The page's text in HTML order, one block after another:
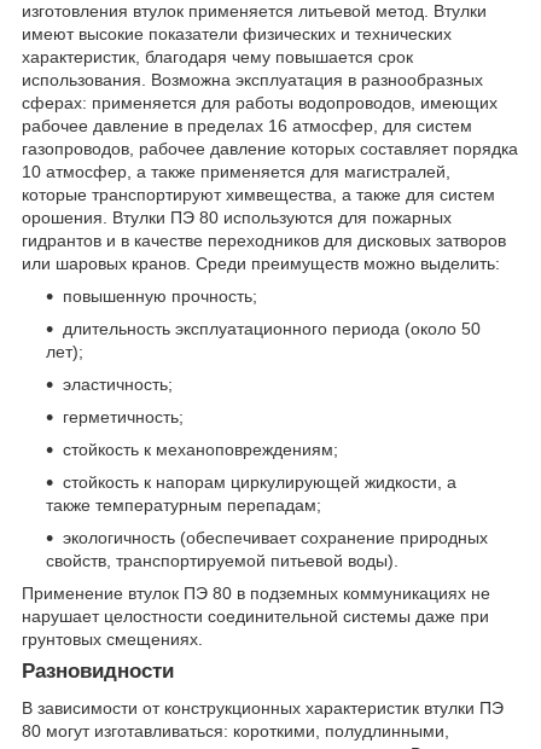
изготовления втулок применяется литьевой метод. Втулки
имеют высокие показатели физических и технических
характеристик, благодаря чему повышается срок
использования. Возможна эксплуатация в разнообразных
сферах: применяется для работы водопроводов, имеющих
рабочее давление в пределах 16 атмосфер, для систем
газопроводов, рабочее давление которых составляет порядка
10 атмосфер, а также применяется для магистралей,
которые транспортируют химвещества, а также для систем
орошения. Втулки ПЭ 80 используются для пожарных
гидрантов и в качестве переходников для дисковых затворов
или шаровых кранов. Среди преимуществ можно выделить:
повышенную прочность;
длительность эксплуатационного периода (около 50
лет);
эластичность;
герметичность;
стойкость к механоповреждениям;
стойкость к напорам циркулирующей жидкости, а
также температурным перепадам;
экологичность (обеспечивает сохранение природных
свойств, транспортируемой питьевой воды).
Применение втулок ПЭ 80 в подземных коммуникациях не
нарушает целостности соединительной системы даже при
грунтовых смещениях.
Разновидности
В зависимости от конструкционных характеристик втулки ПЭ
80 могут изготавливаться: короткими, полудлинными,